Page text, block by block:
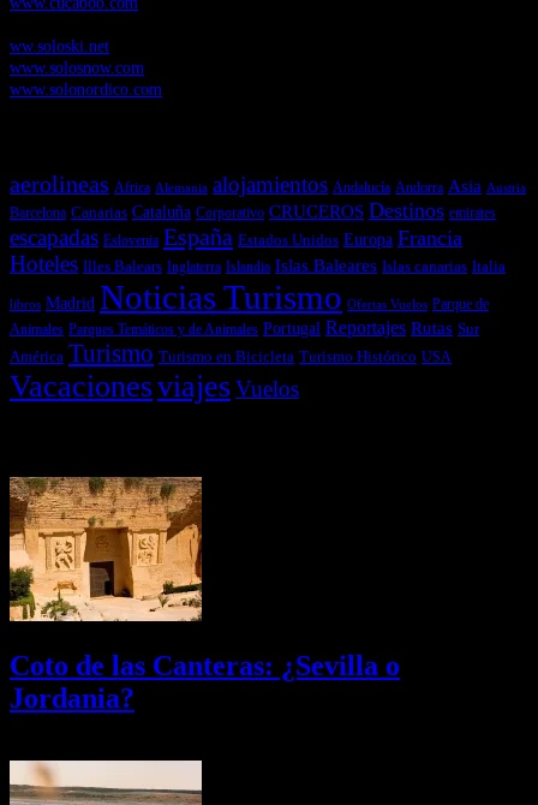
ww.soloski.net
www.solosnow.com
www.solonordico.com
aerolineas Africa Alemania alojamientos Andalucía Andorra Asia Austria
Barcelona Canarias Cataluña Corporativo CRUCEROS Destinos emirates
escapadas Eslovenia España Estados Unidos Europa Francia
Hoteles Illes Balears Inglaterra Islandia Islas Baleares Islas canarias Italia
libros Madrid Noticias Turismo Ofertas Vuelos Parque de
Animales Parques Temáticos y de Animales Portugal Reportajes Rutas Sur
América Turismo Turismo en Bicicleta Turismo Histórico USA
VacacionesviajesVuelos
Coto de las Canteras: ¿Sevilla o
Jordania?